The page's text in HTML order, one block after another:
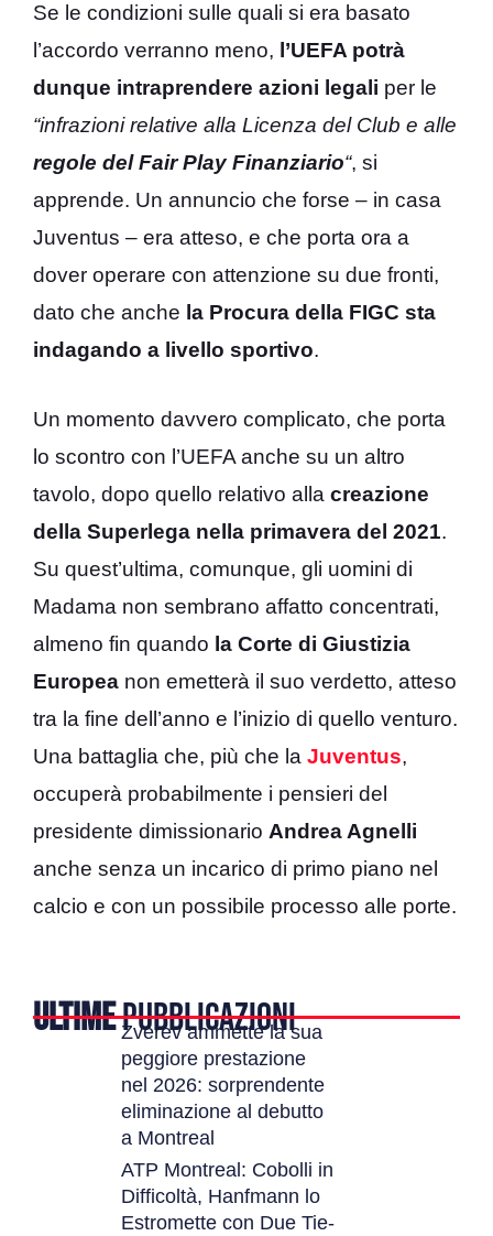
Se le condizioni sulle quali si era basato
l’accordo verranno meno, l’UEFA potrà
dunque intraprendere azioni legali per le
“infrazioni relative alla Licenza del Club e alle
regole del Fair Play Finanziario“, si
apprende. Un annuncio che forse – in casa
Juventus – era atteso, e che porta ora a
dover operare con attenzione su due fronti,
dato che anche la Procura della FIGC sta
indagando a livello sportivo.
Un momento davvero complicato, che porta
lo scontro con l’UEFA anche su un altro
tavolo, dopo quello relativo alla creazione
della Superlega nella primavera del 2021.
Su quest’ultima, comunque, gli uomini di
Madama non sembrano affatto concentrati,
almeno fin quando la Corte di Giustizia
Europea non emetterà il suo verdetto, atteso
tra la fine dell’anno e l’inizio di quello venturo.
Una battaglia che, più che la Juventus,
occuperà probabilmente i pensieri del
presidente dimissionario Andrea Agnelli
anche senza un incarico di primo piano nel
calcio e con un possibile processo alle porte.
ULTIMEPUBBLICAZIONI
Zverev ammette la sua
peggiore prestazione
nel 2026: sorprendente
eliminazione al debutto
a Montreal
ATP Montreal: Cobolli in
Difficoltà, Hanfmann lo
Estromette con Due Tie-